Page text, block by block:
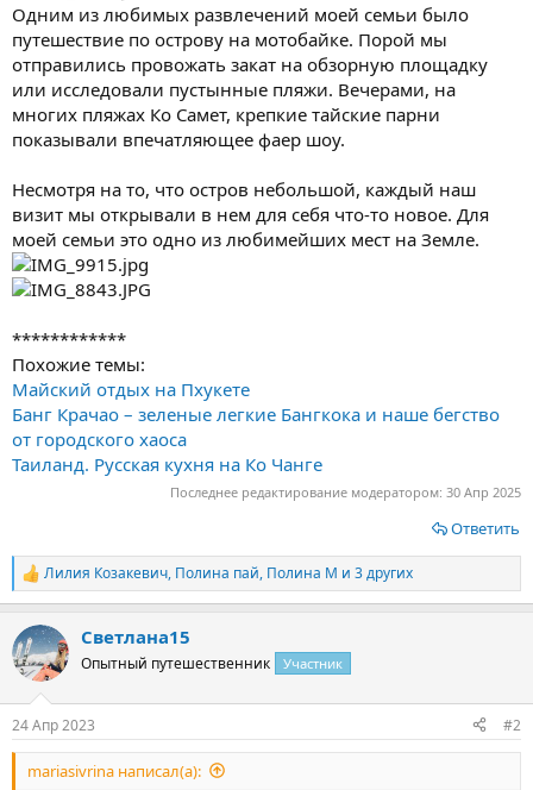
Одним из любимых развлечений моей семьи было
путешествие по острову на мотобайке. Порой мы
отправились провожать закат на обзорную площадку
или исследовали пустынные пляжи. Вечерами, на
многих пляжах Ко Самет, крепкие тайские парни
показывали впечатляющее фаер шоу.
Несмотря на то, что остров небольшой, каждый наш
визит мы открывали в нем для себя что-то новое. Для
моей семьи это одно из любимейших мест на Земле.
************
Похожие темы:
Майский отдых на Пхукете
Банг Крачао – зеленые легкие Бангкока и наше бегство
от городского хаоса
Таиланд. Русская кухня на Ко Чанге
Последнее редактирование модератором: 30 Апр 2025
Ответить
Р
е
к
ц
и
Лилия Козакевич, Полина пай, Полина М и 3 других
Светлана15
Опытный путешественник Участник
24 Апр 2023 #2
mariasivrina написал(а):